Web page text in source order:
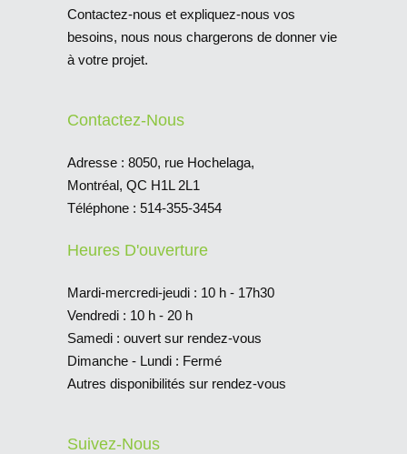
Contactez-nous et expliquez-nous vos
besoins, nous nous chargerons de donner vie
à votre projet.
Contactez-Nous
Adresse : 8050, rue Hochelaga,
Montréal, QC H1L 2L1
Téléphone : 514-355-3454
Heures D'ouverture
Mardi-mercredi-jeudi : 10 h - 17h30
Vendredi : 10 h - 20 h
Samedi : ouvert sur rendez-vous
Dimanche - Lundi : Fermé
Autres disponibilités sur rendez-vous
Suivez-Nous